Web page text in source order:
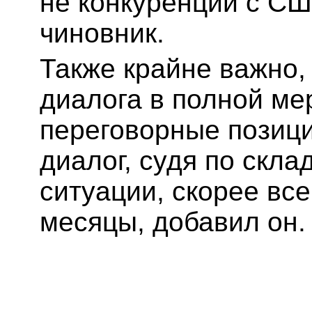
чиновник.
Также крайне
диалога в полной
переговорные
диалог, судя по
ситуации, скорее
месяцы, добавил он.